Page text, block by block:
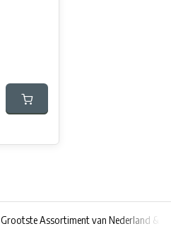
Grootste Assortiment van Nederland &